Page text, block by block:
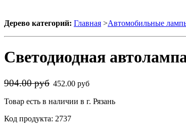
Дерево категорий: Главная >Автомобильные
Светодиодная
904.00 руб 452.00 руб
Товар есть в наличии в г. Рязань
Код продукта: 2737